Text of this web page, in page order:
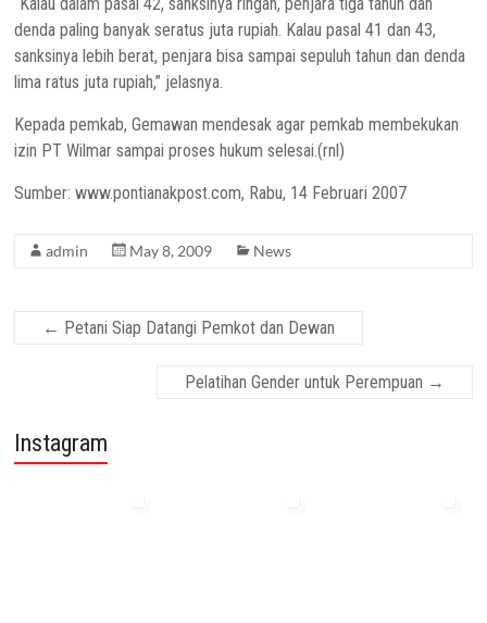
denda paling banyak seratus juta rupiah. Kalau pasal 41 dan 43,
sanksinya lebih berat, penjara bisa sampai sepuluh tahun dan denda
lima ratus juta rupiah,” jelasnya.
Kepada pemkab, Gemawan mendesak agar pemkab membekukan
izin PT Wilmar sampai proses hukum selesai.(rnl)
Sumber: www.pontianakpost.com, Rabu, 14 Februari 2007
admin May 8, 2009 News
← Petani Siap Datangi Pemkot dan Dewan
Pelatihan Gender untuk Perempuan →
Instagram